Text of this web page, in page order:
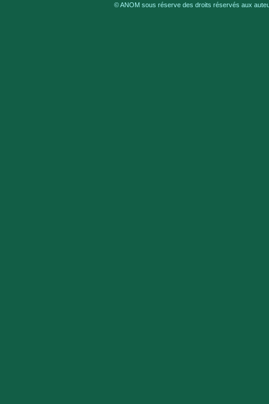
© ANOM sous réserve des droits réservés aux